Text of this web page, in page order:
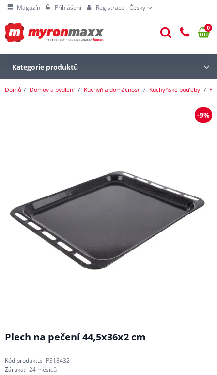
Magazín Přihlášení Registrace Česky
0
Kategorie produktů
Domů Domov a bydlení Kuchyň a domácnost Kuchyňské potřeby
-9%
Plech na pečení 44,5x36x2 cm
Kód produktu: P318432
Záruka: 24 měsíců